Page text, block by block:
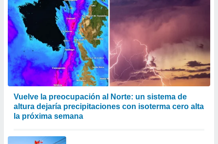
Vuelve la preocupación al Norte: un sistema de
altura dejaría precipitaciones con isoterma cero alta
la próxima semana